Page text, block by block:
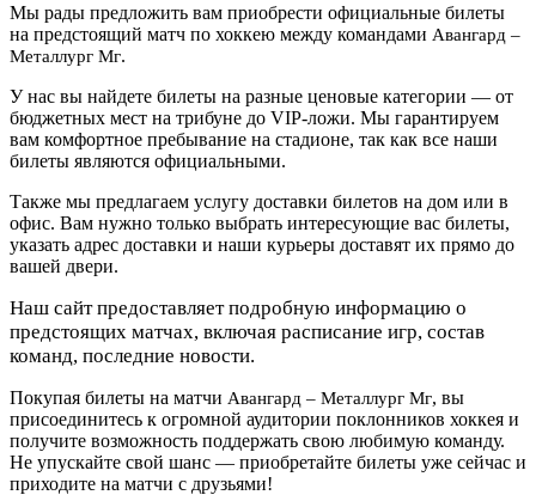
Мы рады предложить вам приобрести официальные билеты
на предстоящий матч по хоккею между командами Авангард –
Металлург Мг.
У нас вы найдете билеты на разные ценовые категории — от
бюджетных мест на трибуне до VIP-ложи. Мы гарантируем
вам комфортное пребывание на стадионе, так как все наши
билеты являются официальными.
Также мы предлагаем услугу доставки билетов на дом или в
офис. Вам нужно только выбрать интересующие вас билеты,
указать адрес доставки и наши курьеры доставят их прямо до
вашей двери.
Наш сайт предоставляет подробную информацию о
предстоящих матчах, включая расписание игр, состав
команд, последние новости.
Покупая билеты на матчи Авангард – Металлург Мг, вы
присоединитесь к огромной аудитории поклонников хоккея и
получите возможность поддержать свою любимую команду.
Не упускайте свой шанс — приобретайте билеты уже сейчас и
приходите на матчи с друзьями!